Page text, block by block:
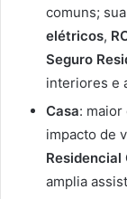
comuns;
elétricos,
Seguro
interiores e
Casa: maior
impacto de
Residencial
amplia